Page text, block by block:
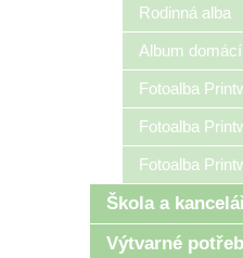
Rodinná alba
Album
Fotoalba
Fotoalba
Fotoalba
Škola a
Výtvarné